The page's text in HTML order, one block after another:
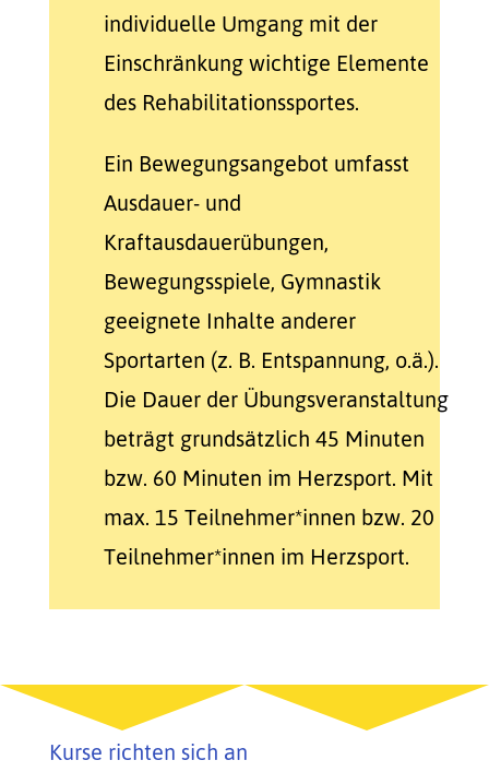
individuelle Umgang mit der
Einschränkung wichtige Elemente
des Rehabilitationssportes.
Ein Bewegungsangebot umfasst
Ausdauer- und
Kraftausdauerübungen,
Bewegungsspiele, Gymnastik
geeignete Inhalte anderer
Sportarten (z. B. Entspannung, o.ä.).
Die Dauer der Übungsveranstaltung
beträgt grundsätzlich 45 Minuten
bzw. 60 Minuten im Herzsport. Mit
max. 15 Teilnehmer*innen bzw. 20
Teilnehmer*innen im Herzsport.
Kurse richten sich an